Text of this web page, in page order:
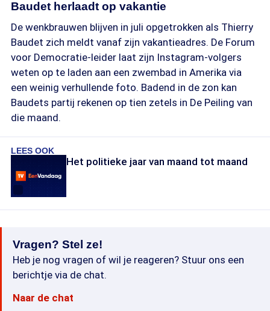
Baudet herlaadt op vakantie
De wenkbrauwen blijven in juli opgetrokken als Thierry
Baudet zich meldt vanaf zijn vakantieadres. De Forum
voor Democratie-leider laat zijn Instagram-volgers
weten op te laden aan een zwembad in Amerika via
een weinig verhullende foto. Badend in de zon kan
Baudets partij rekenen op tien zetels in De Peiling van
die maand.
LEES OOK
Het politieke jaar van maand tot maand
Vragen? Stel ze!
Heb je nog vragen of wil je reageren? Stuur ons een
berichtje via de chat.
Naar de chat